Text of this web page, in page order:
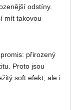
odstíny.
mít takovou
přirozený
Proto jsou
soft efekt, ale i